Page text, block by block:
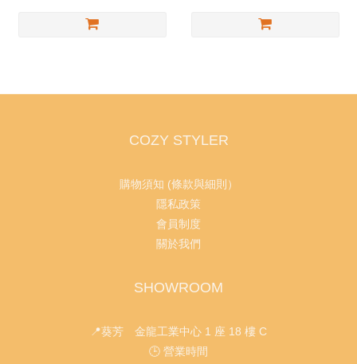
COZY STYLER
購物須知 (條款與細則）
隱私政策
會員制度
關於我們
SHOWROOM
📍葵芳 金龍工業中心 1 座 18 樓 C
🕒 營業時間